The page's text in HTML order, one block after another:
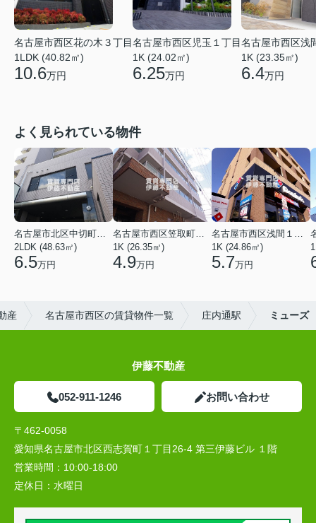
名古屋市西区花の木３丁目
1LDK (40.82㎡)
10.6万円
名古屋市西区児玉１丁目
1K (24.02㎡)
6.25万円
名古屋市西区浅
1K (23.35㎡)
6.4万円
よく見られている物件
2LDK (48.63㎡)
6.5万円
1K (26.35㎡)
4.9万円
1K (24.86㎡)
5.7万円
産 名古屋市西区の賃貸物件一覧 庄内通駅 ミューズ
伊藤不動産
052-911-1246 お問い合わせ
〒462-0058
愛知県名古屋市北区西志賀町１丁目26-4 第三伊藤ビル １階
営業時間： 10:00‐18:00
定休日： 水曜日